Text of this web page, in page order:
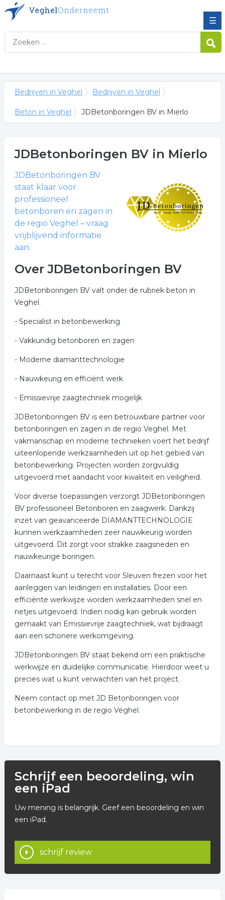
☰
Bedrijven in Veghel Bedrijven in Veghel
Beton in Veghel JDBetonboringen BV in Mierlo
JDBetonboringen BVin Mierlo
JDBetonboringen BV
staat klaar voor
professioneel
betonboren en zagen in
de regio Veghel – vraag
vrijblijvend informatie
aan.
Over JDBetonboringen BV
JDBetonboringen BV valt onder de rubriek beton in
Veghel.
- Specialist in betonbewerking
- Vakkundig betonboren en zagen
- Moderne diamanttechnologie
- Nauwkeurig en efficiënt werk
- Emissievrije zaagtechniek mogelijk
JDBetonboringen BV is een betrouwbare partner voor
betonboringen en zagen in de regio Veghel. Met
vakmanschap en moderne technieken voert het bedrijf
uiteenlopende werkzaamheden uit op het gebied van
betonbewerking. Projecten worden zorgvuldig
uitgevoerd met aandacht voor kwaliteit en veiligheid.
Voor diverse toepassingen verzorgt JDBetonboringen
BV professioneel Betonboren en zaagwerk. Dankzij
inzet van geavanceerde DIAMANTTECHNOLOGIE
kunnen werkzaamheden zeer nauwkeurig worden
uitgevoerd. Dit zorgt voor strakke zaagsneden en
nauwkeurige boringen.
Daarnaast kunt u terecht voor Sleuven frezen voor het
aanleggen van leidingen en installaties. Door een
efficiënte werkwijze worden werkzaamheden snel en
netjes uitgevoerd. Indien nodig kan gebruik worden
gemaakt van Emissievrije zaagtechniek, wat bijdraagt
aan een schonere werkomgeving.
JDBetonboringen BV staat bekend om een praktische
werkwijze en duidelijke communicatie. Hierdoor weet u
precies wat u kunt verwachten van het project.
Neem contact op met JD Betonboringen voor
betonbewerking in de regio Veghel.
Schrijf een beoordeling, win
een iPad
Uw mening is belangrijk. Geef een beoordeling en win
een iPad.
schrijf review